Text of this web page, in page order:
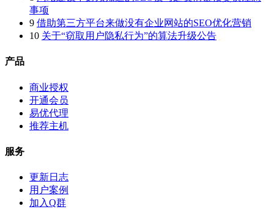
事项
9 借助第三方平台来做没有企业网站的SEO优化营销
10 关于“窃取用户隐私行为”的算法升级公告
产品
商业授权
开通会员
易优代理
推荐主机
服务
更新日志
用户案例
加入Q群